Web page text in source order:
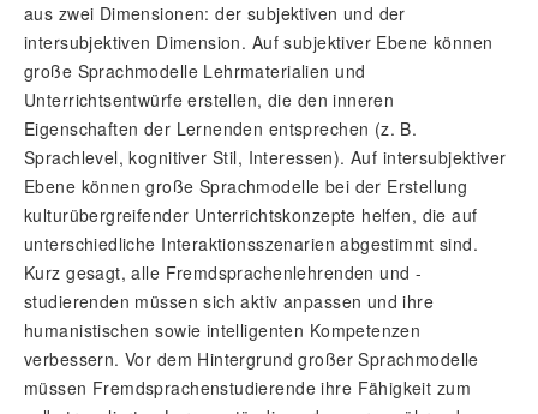
aus zwei Dimensionen: der subjektiven und der
intersubjektiven Dimension. Auf subjektiver Ebene können
große Sprachmodelle Lehrmaterialien und
Unterrichtsentwürfe erstellen, die den inneren
Eigenschaften der Lernenden entsprechen (z. B.
Sprachlevel, kognitiver Stil, Interessen). Auf intersubjektiver
Ebene können große Sprachmodelle bei der Erstellung
kulturübergreifender Unterrichtskonzepte helfen, die auf
unterschiedliche Interaktionsszenarien abgestimmt sind.
Kurz gesagt, alle Fremdsprachenlehrenden und -
studierenden müssen sich aktiv anpassen und ihre
humanistischen sowie intelligenten Kompetenzen
verbessern. Vor dem Hintergrund großer Sprachmodelle
müssen Fremdsprachenstudierende ihre Fähigkeit zum